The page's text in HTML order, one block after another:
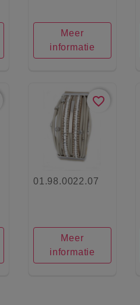
Meer
informatie
favorite_border
01.98.0022.07
Meer
informatie